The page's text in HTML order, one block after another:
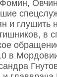
и глушить
в
в